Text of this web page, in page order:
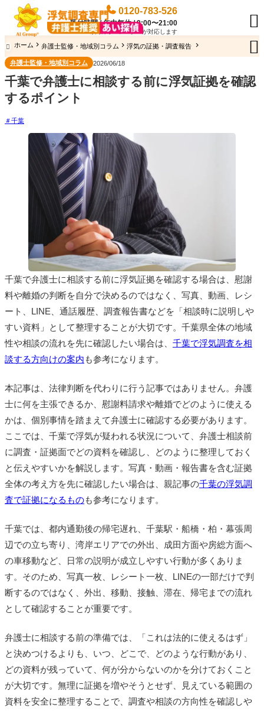
0120-783-526
受付時間 / 年中無休 / 9:00〜21:00
専門のオペレーターが対応します


 ホーム 弁護士監修・地域別コラム 浮気の証拠・調査報告
弁護士監修・地域別コラム 2026/06/18
千葉で弁護士に相談する前に浮気証拠を確認
するポイント
千葉
千葉で弁護士に相談する前に浮気証拠を確認する場合は、慰謝
料や離婚の判断を自分で決めるのではなく、写真、動画、レシ
ート、LINE、通話履歴、調査報告書などを「相談時に説明しや
すい資料」として整理することが大切です。千葉県全体の地域
性や相談の流れを先に確認したい場合は、 千葉で浮気調査を相
談する方向けの案内 も参考になります。
本記事は、法律判断を代わりに行う記事ではありません。弁護
士に何を主張できるか、慰謝料請求や離婚でどのように使える
かは、個別事情を踏まえて弁護士に確認する必要があります。
ここでは、千葉で浮気が疑われる状況について、弁護士相談前
に調査・証拠面でどの資料を確認し、どのように整理しておく
と伝えやすいかを解説します。写真・動画・報告書を含む証拠
全体の考え方を先に確認したい場合は、親記事の千葉の浮気調
査で証拠になるものも参考になります。
千葉では、都内通勤後の帰宅遅れ、千葉駅・船橋・柏・幕張周
辺での立ち寄り、湾岸エリアでの外出、成田方面や房総方面へ
の車移動など、日常の説明が成立しやすい行動が多くありま
す。そのため、写真一枚、レシート一枚、LINEの一部だけで判
断するのではなく、外出、移動、接触、滞在、帰宅までの流れ
として確認することが重要です。
弁護士に相談する前の準備では、「これは法的に使えるはず」
と決めつけるよりも、いつ、どこで、どのような行動があり、
どの資料が残っていて、何が分からないのかを分けておくこと
が大切です。無理に証拠を増やそうとせず、見えている範囲の
資料を安全に整理することで、調査や相談の方向性を確認しや